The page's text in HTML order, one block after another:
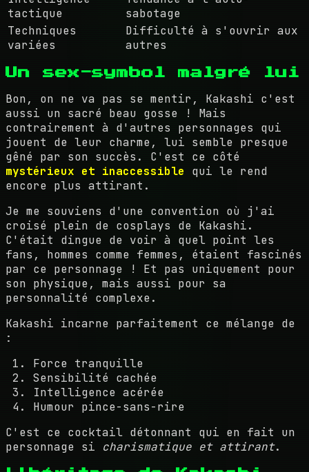
tactique
sabotage
Techniques
variées
Difficulté à s'ouvrir aux
autres
Un sex-symbol malgré lui
Bon, on ne va pas se mentir, Kakashi c'est
aussi un sacré beau gosse ! Mais
contrairement à d'autres personnages qui
jouent de leur charme, lui semble presque
gêné par son succès. C'est ce côté
mystérieux et inaccessible qui le rend
encore plus attirant.
Je me souviens d'une convention où j'ai
croisé plein de cosplays de Kakashi.
C'était dingue de voir à quel point les
fans, hommes comme femmes, étaient fascinés
par ce personnage ! Et pas uniquement pour
son physique, mais aussi pour sa
personnalité complexe.
Kakashi incarne parfaitement ce mélange de
:
Force tranquille
Sensibilité cachée
Intelligence acérée
Humour pince-sans-rire
C'est ce cocktail détonnant qui en fait un
personnage si charismatique et attirant.